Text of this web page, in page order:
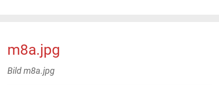
m8a.jpg
Bild m8a.jpg